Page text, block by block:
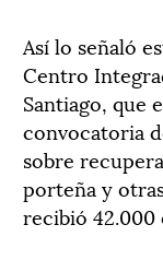
Así lo señaló
Centro
Santiago, que
convocatoria
sobre
porteña y
recibió 42.000